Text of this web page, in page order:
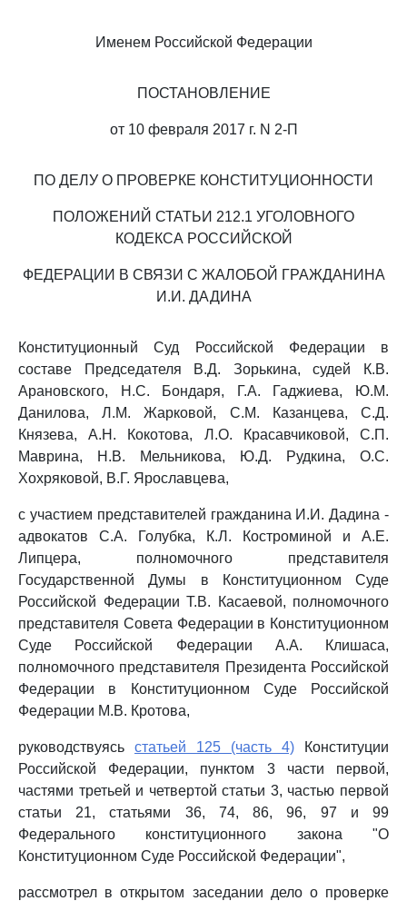
Именем Российской Федерации
ПОСТАНОВЛЕНИЕ
от 10 февраля 2017 г. N 2-П
ПО ДЕЛУ О ПРОВЕРКЕ КОНСТИТУЦИОННОСТИ
ПОЛОЖЕНИЙ СТАТЬИ 212.1 УГОЛОВНОГО
КОДЕКСА РОССИЙСКОЙ
ФЕДЕРАЦИИ В СВЯЗИ С ЖАЛОБОЙ ГРАЖДАНИНА
И.И. ДАДИНА
Конституционный Суд Российской Федерации в
составе Председателя В.Д. Зорькина, судей К.В.
Арановского, Н.С. Бондаря, Г.А. Гаджиева, Ю.М.
Данилова, Л.М. Жарковой, С.М. Казанцева, С.Д.
Князева, А.Н. Кокотова, Л.О. Красавчиковой, С.П.
Маврина, Н.В. Мельникова, Ю.Д. Рудкина, О.С.
Хохряковой, В.Г. Ярославцева,
с участием представителей гражданина И.И. Дадина -
адвокатов С.А. Голубка, К.Л. Костроминой и А.Е.
Липцера, полномочного представителя
Государственной Думы в Конституционном Суде
Российской Федерации Т.В. Касаевой, полномочного
представителя Совета Федерации в Конституционном
Суде Российской Федерации А.А. Клишаса,
полномочного представителя Президента Российской
Федерации в Конституционном Суде Российской
Федерации М.В. Кротова,
руководствуясь статьей 125 (часть 4) Конституции
Российской Федерации, пунктом 3 части первой,
частями третьей и четвертой статьи 3, частью первой
статьи 21, статьями 36, 74, 86, 96, 97 и 99
Федерального конституционного закона "О
Конституционном Суде Российской Федерации",
рассмотрел в открытом заседании дело о проверке